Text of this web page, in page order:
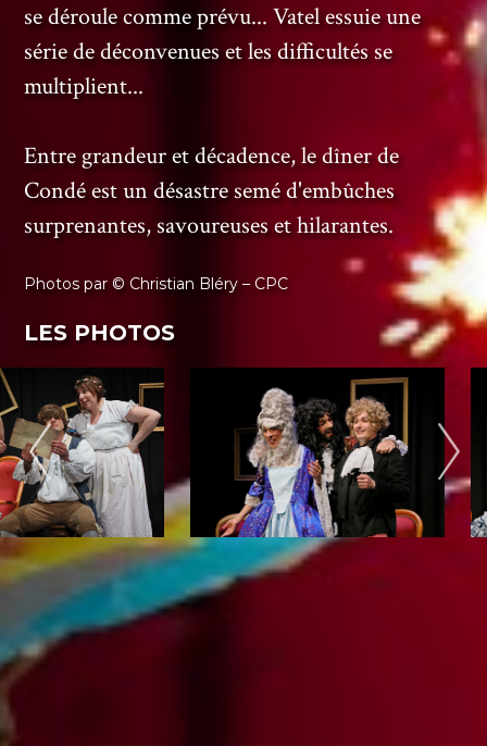
se déroule comme prévu... Vatel essuie une
série de déconvenues et les difficultés se
multiplient...
Entre grandeur et décadence, le dîner de
Condé est un désastre semé d'embûches
surprenantes, savoureuses et hilarantes.
Photos par © Christian Bléry – CPC
LES PHOTOS
À ÉCOUTER